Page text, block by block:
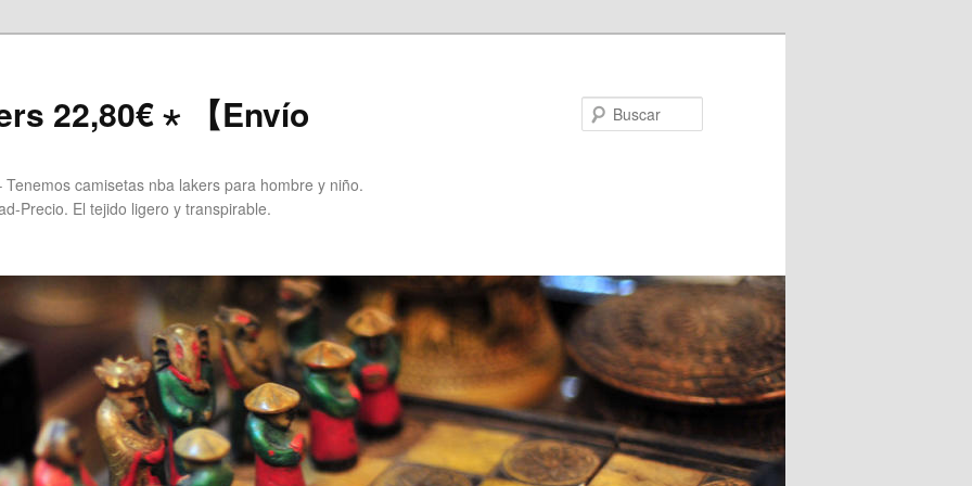
22,80€ ⋆ 【Envío
camisetas nba lakers para hombre y niño.
Precio. El tejido ligero y transpirable.